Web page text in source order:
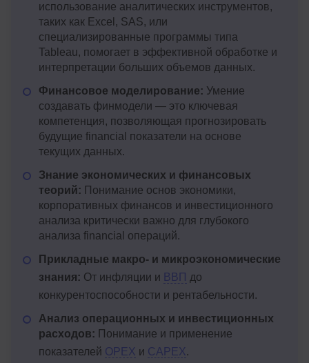
использование аналитических инструментов,
таких как Excel, SAS, или
специализированные программы типа
Tableau, помогает в эффективной обработке и
интерпретации больших объемов данных.
Финансовое моделирование: Умение
создавать финмодели — это ключевая
компетенция, позволяющая прогнозировать
будущие financial показатели на основе
текущих данных.
Знание экономических и финансовых
теорий: Понимание основ экономики,
корпоративных финансов и инвестиционного
анализа критически важно для глубокого
анализа financial операций.
Прикладные макро- и микроэкономические
знания: От инфляции и ВВП до
конкурентоспособности и рентабельности.
Анализ операционных и инвестиционных
расходов: Понимание и применение
показателей OPEX и CAPEX.